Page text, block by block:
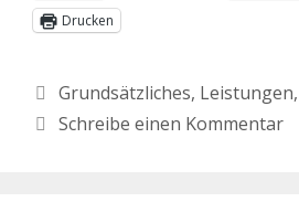
Drucken
Grundsätzliches, Leistungen,
Schreibe einen Kommentar